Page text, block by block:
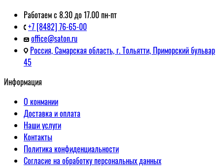
Работаем с 8.30 до 17.00 пн-пт
+7 [8482] 76-65-00
office@saton.ru
Россия, Самарская область, г. Тольятти, Приморский бульвар
45
Информация
О конмании
Доставка и оплата
Наши услуги
Контакты
Политика конфиденциальности
Согласие на обработку персональных данных